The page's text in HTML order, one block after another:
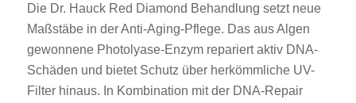
Die Dr. Hauck Red Diamond Behandlung setzt neue
Maßstäbe in der Anti-Aging-Pflege. Das aus Algen
gewonnene Photolyase-Enzym repariert aktiv DNA-
Schäden und bietet Schutz über herkömmliche UV-
Filter hinaus. In Kombination mit der DNA-Repair